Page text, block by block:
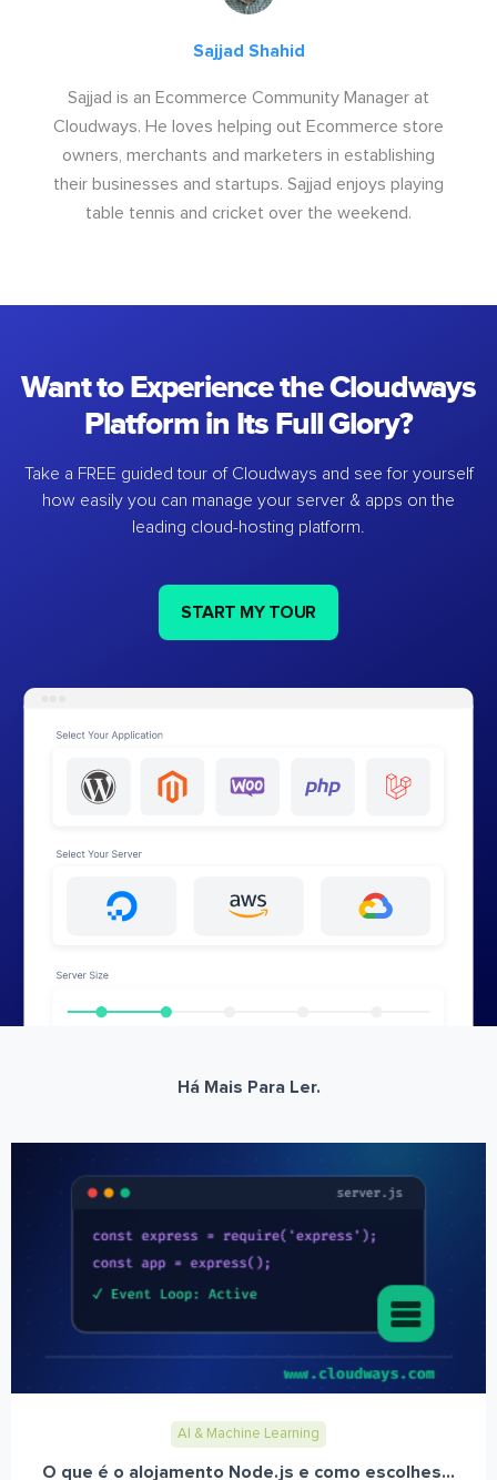
Sajjad Shahid
Sajjad is an Ecommerce Community Manager at
Cloudways. He loves helping out Ecommerce store
owners, merchants and marketers in establishing
their businesses and startups. Sajjad enjoys playing
table tennis and cricket over the weekend.
Want to Experience the Cloudways
Platform in Its Full Glory?
Take a FREE guided tour of Cloudways and see for yourself
how easily you can manage your server & apps on the
leading cloud-hosting platform.
START MY TOUR
Há Mais Para Ler.
AI & Machine Learning
O que é o alojamento Node.js e como escolhes...